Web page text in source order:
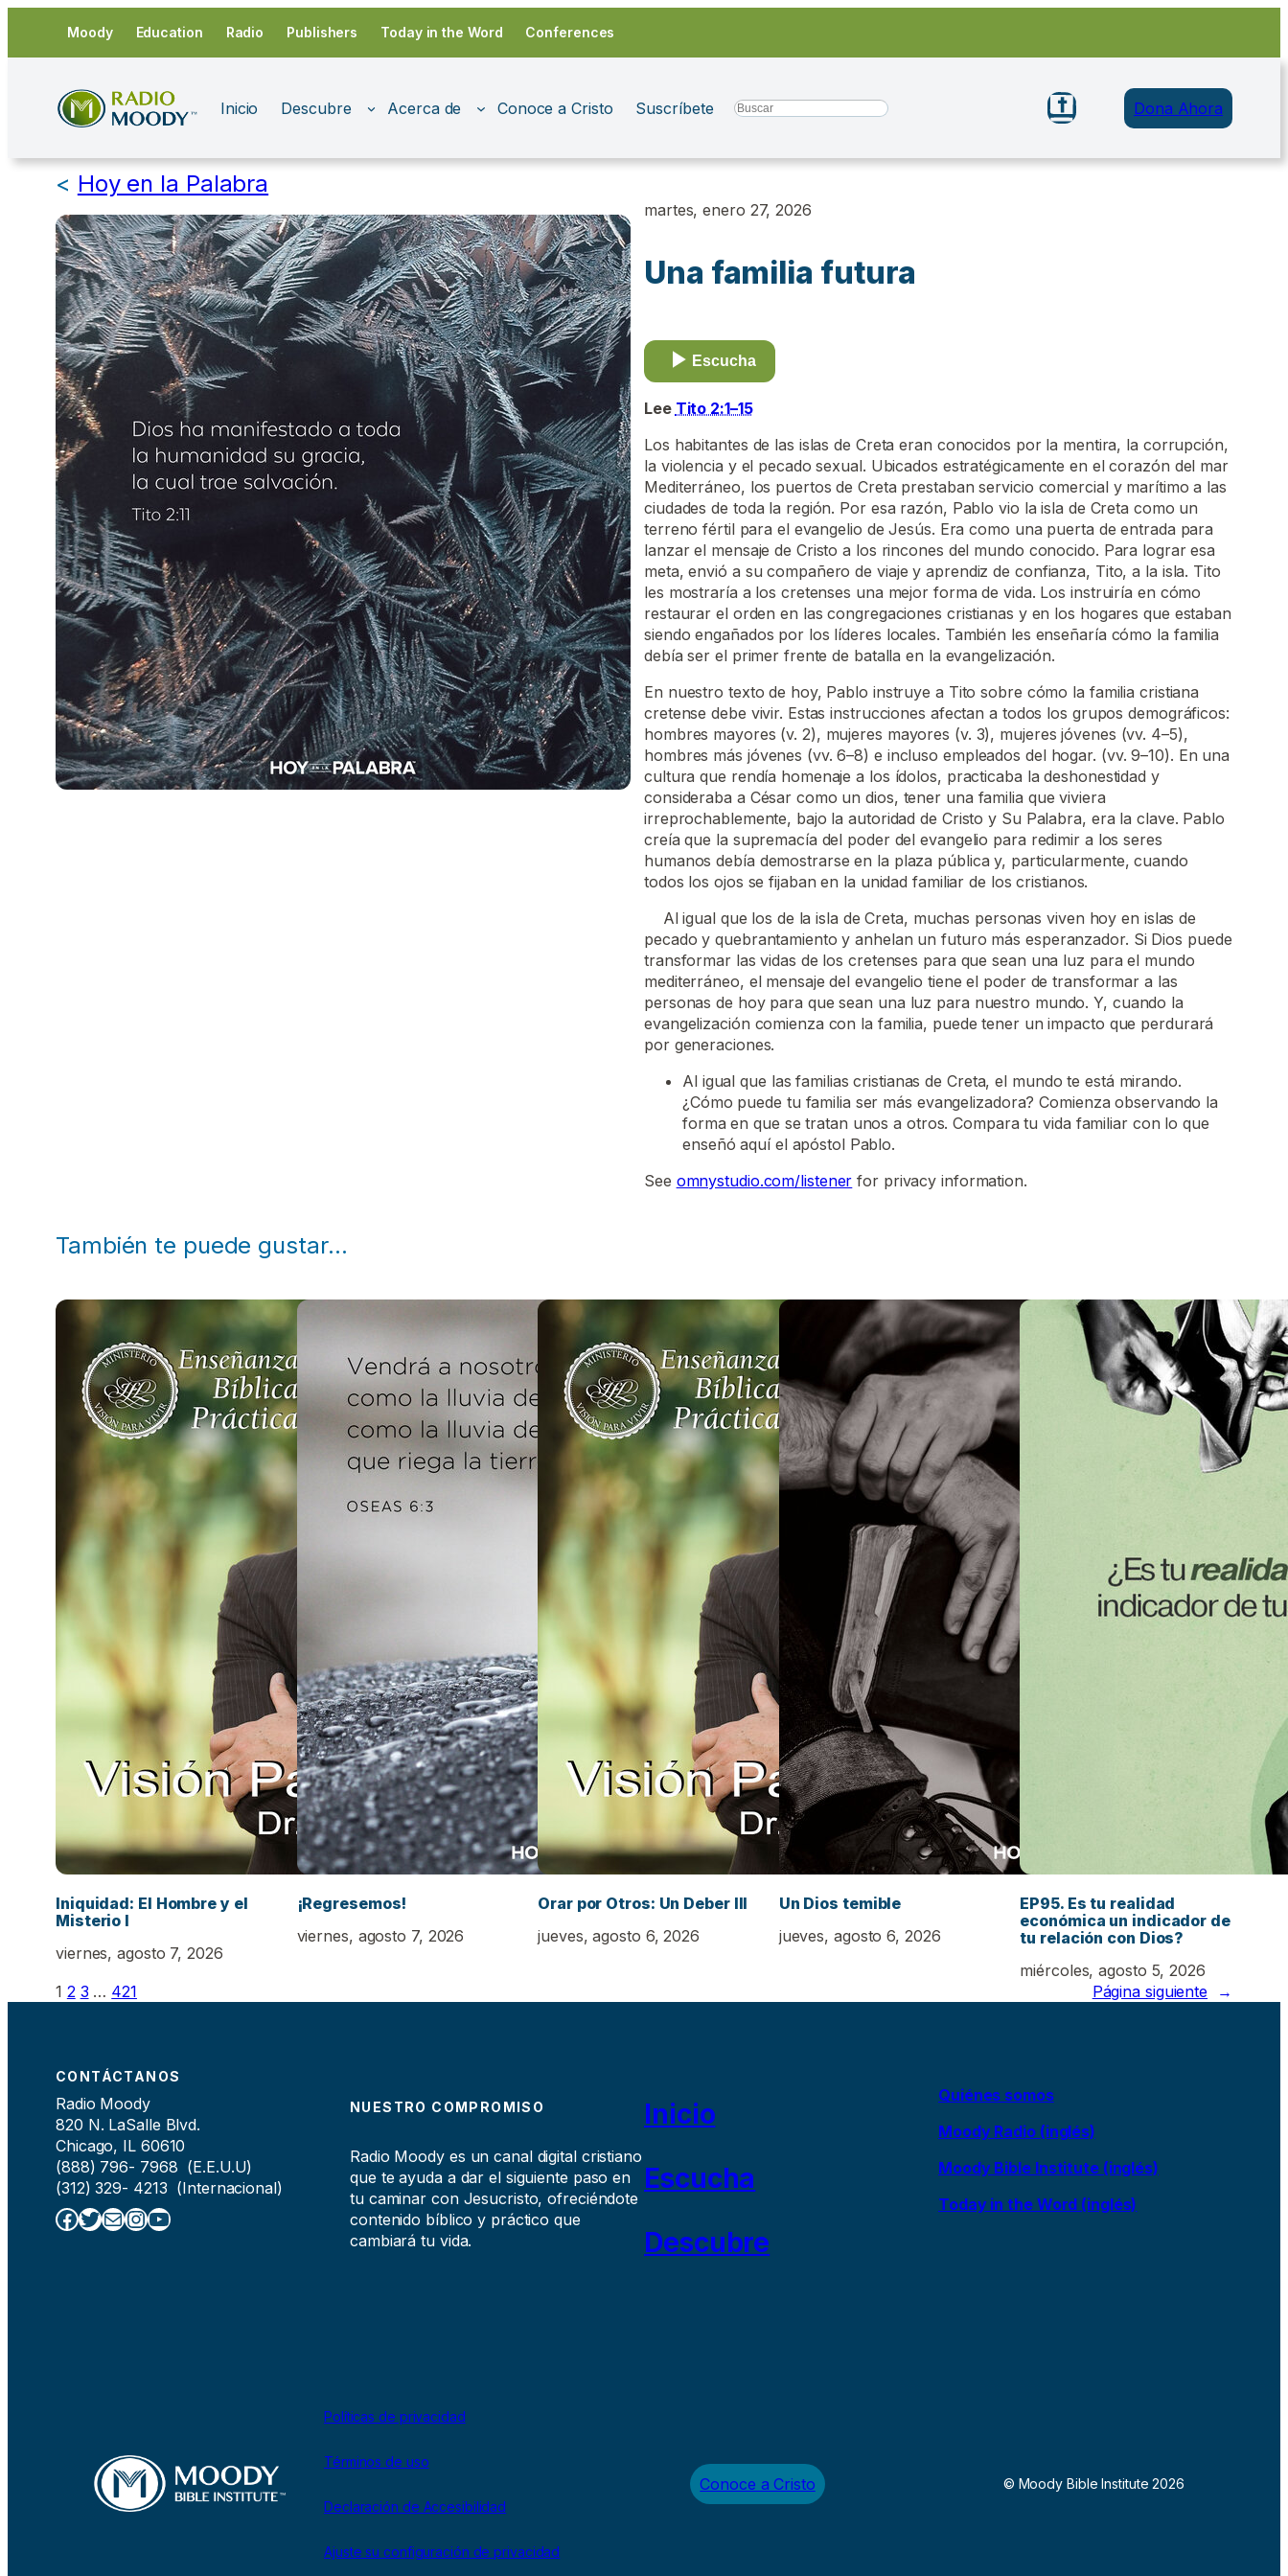
contenido
Moody Education Radio Publishers Today in the Word Conferences
Inicio Descubre Acerca de Conoce a Cristo Suscríbete Search Dona Ahora
< Hoy en la Palabra
martes, enero 27, 2026
Una familia futura
Escucha
Lee Tito 2:1–15
Los habitantes de las islas de Creta eran conocidos por la mentira, la corrupción,
la violencia y el pecado sexual. Ubicados estratégicamente en el corazón del mar
Mediterráneo, los puertos de Creta prestaban servicio comercial y marítimo a las
ciudades de toda la región. Por esa razón, Pablo vio la isla de Creta como un
terreno fértil para el evangelio de Jesús. Era como una puerta de entrada para
lanzar el mensaje de Cristo a los rincones del mundo conocido. Para lograr esa
meta, envió a su compañero de viaje y aprendiz de confianza, Tito, a la isla. Tito
les mostraría a los cretenses una mejor forma de vida. Los instruiría en cómo
restaurar el orden en las congregaciones cristianas y en los hogares que estaban
siendo engañados por los líderes locales. También les enseñaría cómo la familia
debía ser el primer frente de batalla en la evangelización.
En nuestro texto de hoy, Pablo instruye a Tito sobre cómo la familia cristiana
cretense debe vivir. Estas instrucciones afectan a todos los grupos demográficos:
hombres mayores (v. 2), mujeres mayores (v. 3), mujeres jóvenes (vv. 4–5),
hombres más jóvenes (vv. 6–8) e incluso empleados del hogar. (vv. 9–10). En una
cultura que rendía homenaje a los ídolos, practicaba la deshonestidad y
consideraba a César como un dios, tener una familia que viviera
irreprochablemente, bajo la autoridad de Cristo y Su Palabra, era la clave. Pablo
creía que la supremacía del poder del evangelio para redimir a los seres
humanos debía demostrarse en la plaza pública y, particularmente, cuando
todos los ojos se fijaban en la unidad familiar de los cristianos.
Al igual que los de la isla de Creta, muchas personas viven hoy en islas de
pecado y quebrantamiento y anhelan un futuro más esperanzador. Si Dios puede
transformar las vidas de los cretenses para que sean una luz para el mundo
mediterráneo, el mensaje del evangelio tiene el poder de transformar a las
personas de hoy para que sean una luz para nuestro mundo. Y, cuando la
evangelización comienza con la familia, puede tener un impacto que perdurará
por generaciones.
Al igual que las familias cristianas de Creta, el mundo te está mirando.
¿Cómo puede tu familia ser más evangelizadora? Comienza observando la
forma en que se tratan unos a otros. Compara tu vida familiar con lo que
enseñó aquí el apóstol Pablo.
See omnystudio.com/listener for privacy information.
También te puede gustar…
Iniquidad: El Hombre y el
Misterio I
viernes, agosto 7, 2026
¡Regresemos!
viernes, agosto 7, 2026
Orar por Otros: Un Deber III
jueves, agosto 6, 2026
Un Dios temible
jueves, agosto 6, 2026
EP95. Es tu realidad
económica un indicador de
tu relación con Dios?
miércoles, agosto 5, 2026
1 2 3 … 421 Página siguiente →
CONTÁCTANOS
Radio Moody
820 N. LaSalle Blvd.
Chicago, IL 60610
(888) 796- 7968 (E.E.U.U)
(312) 329- 4213 (Internacional)
Facebook Twitter Correo electrónico InstagramYouTube
NUESTRO COMPROMISO
Radio Moody es un canal digital cristiano
que te ayuda a dar el siguiente paso en
tu caminar con Jesucristo, ofreciéndote
contenido bíblico y práctico que
cambiará tu vida.
Inicio
Escucha
Descubre
Quiénes somos
Moody Radio (inglés)
Moody Bible Institute (inglés)
Today in the Word (inglés)
Políticas de privacidad
Términos de uso
Declaración de Accesibilidad
Ajuste su configuración de privacidad
Conoce a Cristo © Moody Bible Institute 2026